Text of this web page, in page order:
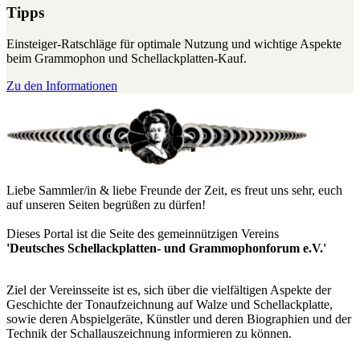
Tipps
Einsteiger-Ratschläge für optimale Nutzung und wichtige Aspekte
beim Grammophon und Schellackplatten-Kauf.
Zu den Informationen
Liebe Sammler/in & liebe Freunde der Zeit, es freut uns sehr, euch
auf unseren Seiten begrüßen zu dürfen!
Dieses Portal ist die Seite des gemeinnützigen Vereins
'Deutsches Schellackplatten- und Grammophonforum e.V.'
Ziel der Vereinsseite ist es, sich über die vielfältigen Aspekte der
Geschichte der Tonaufzeichnung auf Walze und Schellackplatte,
sowie deren Abspielgeräte, Künstler und deren Biographien und der
Technik der Schallauszeichnung informieren zu können.